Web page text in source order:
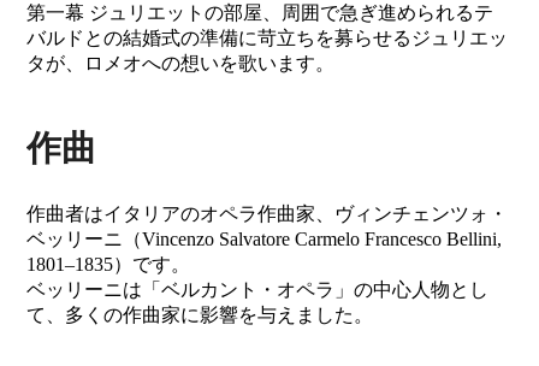
第一幕 ジュリエットの部屋、周囲で急ぎ進められるテ
バルドとの結婚式の準備に苛立ちを募らせるジュリエッ
タが、ロメオへの想いを歌います。
作曲
作曲者はイタリアのオペラ作曲家、ヴィンチェンツォ・
ベッリーニ（Vincenzo Salvatore Carmelo Francesco Bellini,
1801–1835）です。
ベッリーニは「ベルカント・オペラ」の中心人物とし
て、多くの作曲家に影響を与えました。